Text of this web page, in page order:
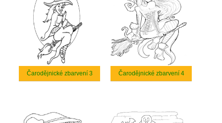
Čarodějnické zbarvení 3 Čarodějnické zbarvení 4